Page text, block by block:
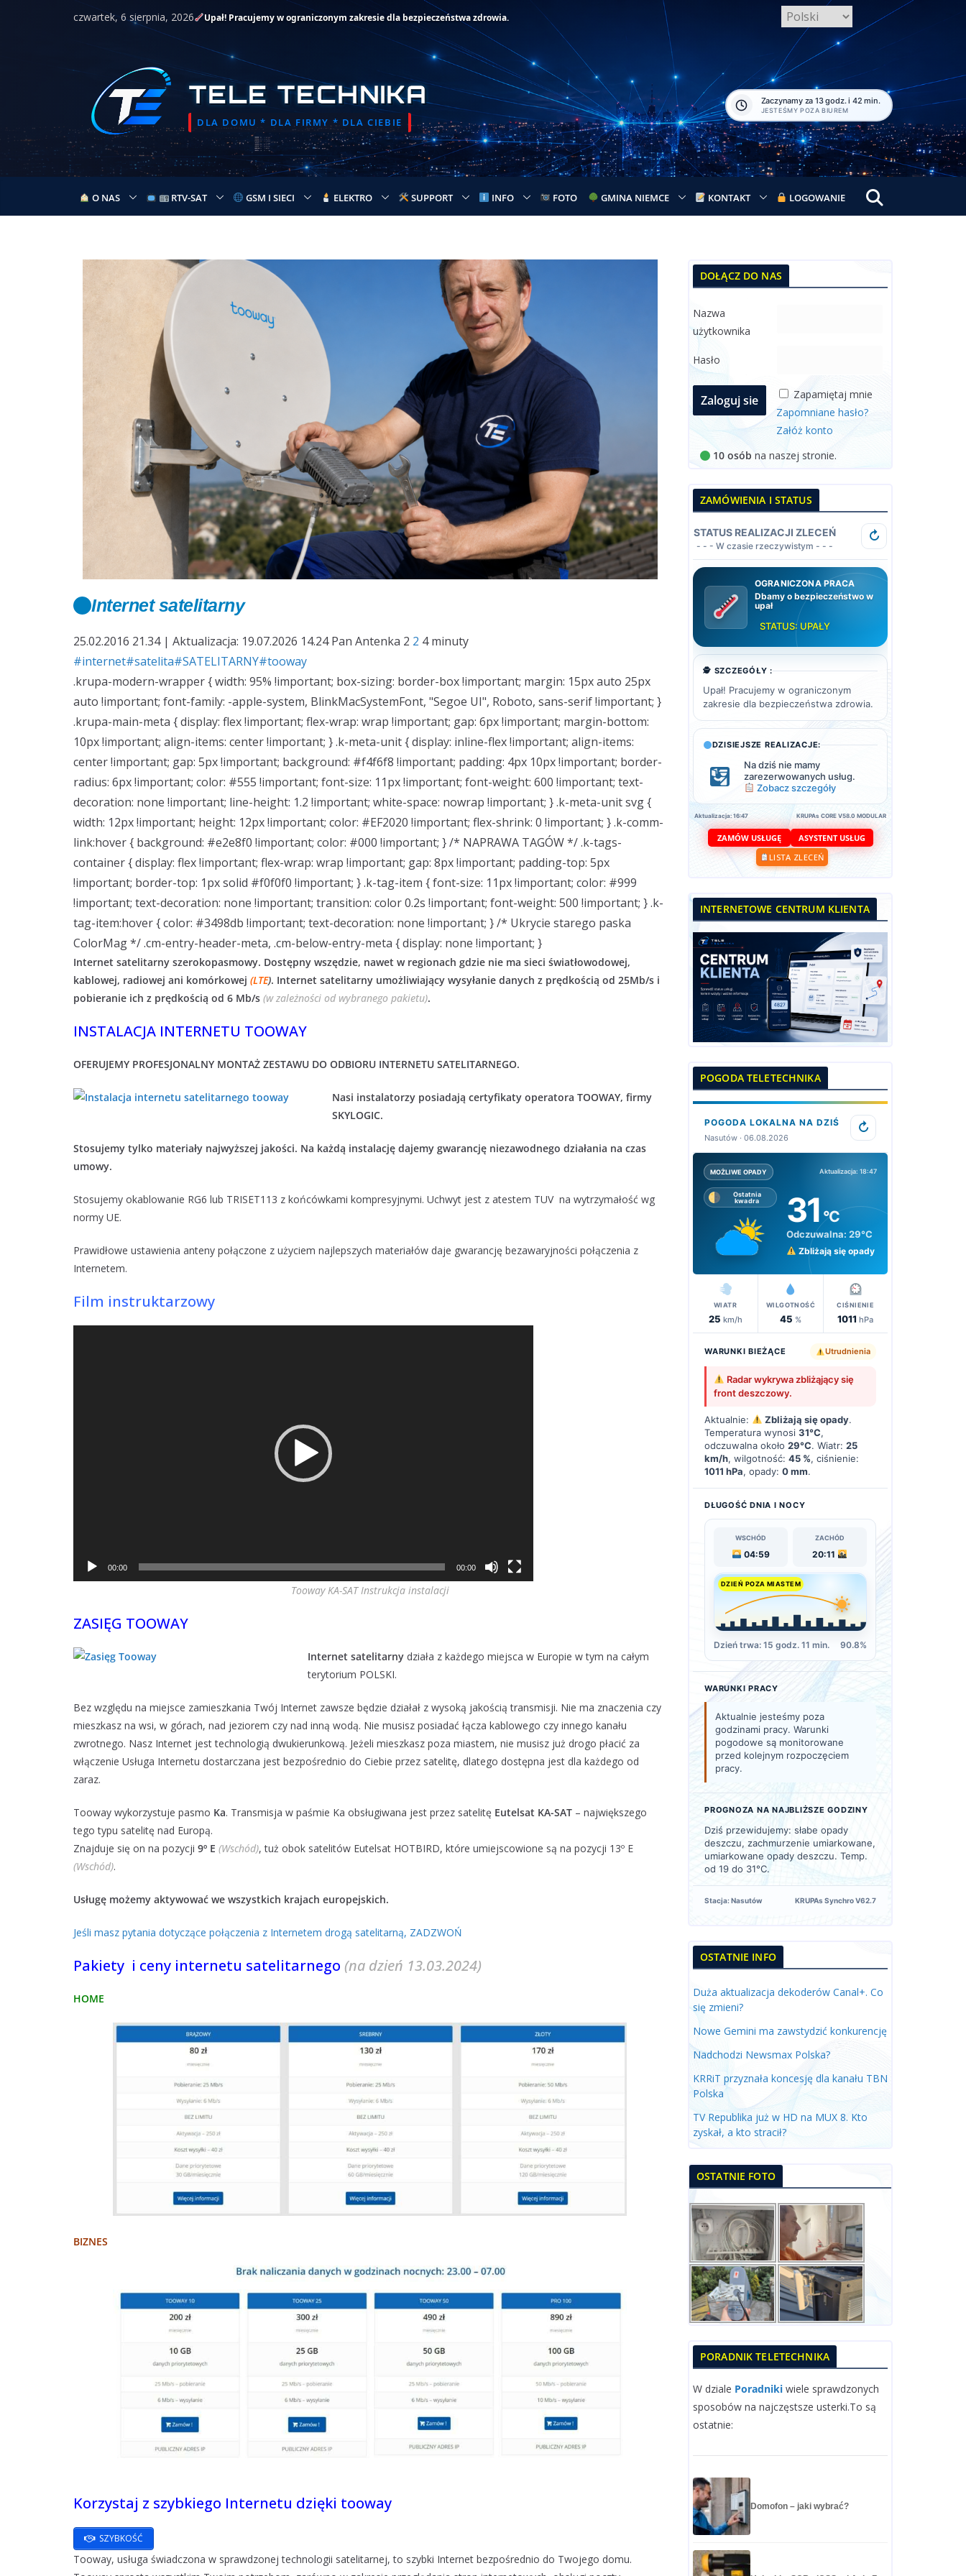
czwartek, 6 sierpnia, 2026 Upał! Pracujemy w ograniczonym zakresie dla bezpieczeństwa zdrowia.
TELE TECHNIKA
DLA DOMU * DLA FIRMY * DLA CIEBIE
Zaczynamy za 13 godz. i 42 min.
JESTEŚMY POZA BIUREM
O NAS RTV-SAT GSM I SIECI ELEKTRO SUPPORT INFO FOTO GMINA NIEMCE KONTAKT LOGOWANIE
Internet satelitarny
25.02.2016 21.34 | Aktualizacja: 19.07.2026 14.24Pan Antenka 2 2 4 minuty
#internet#satelita#SATELITARNY#tooway
.krupa-modern-wrapper { width: 95% !important; box-sizing: border-box !important; margin: 15px auto 25px
auto !important; font-family: -apple-system, BlinkMacSystemFont, "Segoe UI", Roboto, sans-serif !important; }
.krupa-main-meta { display: flex !important; flex-wrap: wrap !important; gap: 6px !important; margin-bottom:
10px !important; align-items: center !important; } .k-meta-unit { display: inline-flex !important; align-items:
center !important; gap: 5px !important; background: #f4f6f8 !important; padding: 4px 10px !important; border-
radius: 6px !important; color: #555 !important; font-size: 11px !important; font-weight: 600 !important; text-
decoration: none !important; line-height: 1.2 !important; white-space: nowrap !important; } .k-meta-unit svg {
width: 12px !important; height: 12px !important; color: #EF2020 !important; flex-shrink: 0 !important; } .k-comm-
link:hover { background: #e2e8f0 !important; color: #000 !important; } /* NAPRAWA TAGÓW */ .k-tags-
container { display: flex !important; flex-wrap: wrap !important; gap: 8px !important; padding-top: 5px
!important; border-top: 1px solid #f0f0f0 !important; } .k-tag-item { font-size: 11px !important; color: #999
!important; text-decoration: none !important; transition: color 0.2s !important; font-weight: 500 !important; } .k-
tag-item:hover { color: #3498db !important; text-decoration: none !important; } /* Ukrycie starego paska
ColorMag */ .cm-entry-header-meta, .cm-below-entry-meta { display: none !important; }
Internet satelitarny szerokopasmowy. Dostępny wszędzie, nawet w regionach gdzie nie ma sieci światłowodowej,
kablowej, radiowej ani komórkowej (LTE). Internet satelitarny umożliwiający wysyłanie danych z prędkością od 25Mb/s i
pobieranie ich z prędkością od 6 Mb/s (w zależności od wybranego pakietu).
INSTALACJA INTERNETU TOOWAY
OFERUJEMY PROFESJONALNY MONTAŻ ZESTAWU DO ODBIORU INTERNETU SATELITARNEGO.
Nasi instalatorzy posiadają certyfikaty operatora TOOWAY, firmy
SKYLOGIC.
Stosujemy tylko materiały najwyższej jakości. Na każdą instalację dajemy gwarancję niezawodnego działania na czas
umowy.
Stosujemy okablowanie RG6 lub TRISET113 z końcówkami kompresyjnymi. Uchwyt jest z atestem TUV na wytrzymałość wg
normy UE.
Prawidłowe ustawienia anteny połączone z użyciem najlepszych materiałów daje gwarancję bezawaryjności połączenia z
Internetem.
Film instruktarzowy
00:00 00:00
Tooway KA-SAT Instrukcja instalacji
ZASIĘG TOOWAY
Internet satelitarny działa z każdego miejsca w Europie w tym na całym
terytorium POLSKI.
Bez względu na miejsce zamieszkania Twój Internet zawsze będzie działał z wysoką jakością transmisji. Nie ma znaczenia czy
mieszkasz na wsi, w górach, nad jeziorem czy nad inną wodą. Nie musisz posiadać łącza kablowego czy innego kanału
zwrotnego. Nasz Internet jest technologią dwukierunkową. Jeżeli mieszkasz poza miastem, nie musisz już drogo płacić za
włączenie Usługa Internetu dostarczana jest bezpośrednio do Ciebie przez satelitę, dlatego dostępna jest dla każdego od
zaraz.
Tooway wykorzystuje pasmo Ka. Transmisja w paśmie Ka obsługiwana jest przez satelitę Eutelsat KA-SAT – największego
tego typu satelitę nad Europą.
Znajduje się on na pozycji 9º E (Wschód), tuż obok satelitów Eutelsat HOTBIRD, które umiejscowione są na pozycji 13º E
(Wschód).
Usługę możemy aktywować we wszystkich krajach europejskich.
Jeśli masz pytania dotyczące połączenia z Internetem drogą satelitarną, ZADZWOŃ
Pakiety i ceny internetu satelitarnego (na dzień 13.03.2024)
HOME
BIZNES
Korzystaj z szybkiego Internetu dzięki tooway
SZYBKOŚĆ
Tooway, usługa świadczona w sprawdzonej technologii satelitarnej, to szybki Internet bezpośrednio do Twojego domu.
DOŁĄCZ DO NAS
Nazwa
użytkownika
Hasło
Zapamiętaj mnie
Zapomniane hasło?
Załóż konto
10 osób na naszej stronie.
ZAMÓWIENIA I STATUS
STATUS REALIZACJI ZLECEŃ
- - - W czasie rzeczywistym - - -
↻
OGRANICZONA PRACA
Dbamy o bezpieczeństwo w
upał
STATUS: UPAŁY
🕵️ SZCZEGÓŁY :
Upał! Pracujemy w ograniczonym
zakresie dla bezpieczeństwa zdrowia.
DZISIEJSZE REALIZACJE:
Na dziś nie mamy
zarezerwowanych usług.
Zobacz szczegóły
Aktualizacja: 16:47 KRUPAs CORE V58.0 MODULAR
ZAMÓW USŁUGĘ
ASYSTENT USŁUG
LISTA ZLECEŃ
INTERNETOWE CENTRUM KLIENTA
POGODA TELETECHNIKA
POGODA LOKALNA NA DZIŚ
Nasutów · 06.08.2026
↻
MOŻLIWE OPADY Aktualizacja: 18:47
Ostatnia
kwadra
31 °C
Odczuwalna: 29°C
Zbliżają się opady
WIATR
25 km/h
WILGOTNOŚĆ
45 %
CIŚNIENIE
1011 hPa
WARUNKI BIEŻĄCE Utrudnienia
Radar wykrywa zbliżąjący się
front deszczowy.
Aktualnie: Zbliżają się opady.
Temperatura wynosi 31°C,
odczuwalna około 29°C. Wiatr: 25
km/h, wilgotność: 45 %, ciśnienie:
1011 hPa, opady: 0 mm.
DŁUGOŚĆ DNIA I NOCY
WSCHÓD
04:59
ZACHÓD
20:11
DZIEŃ POZA MIASTEM
Dzień trwa: 15 godz. 11 min. 90.8%
WARUNKI PRACY
Aktualnie jesteśmy poza
godzinami pracy. Warunki
pogodowe są monitorowane
przed kolejnym rozpoczęciem
pracy.
PROGNOZA NA NAJBLIŻSZE GODZINY
Dziś przewidujemy: słabe opady
deszczu, zachmurzenie umiarkowane,
umiarkowane opady deszczu. Temp.
od 19 do 31°C.
Stacja: Nasutów KRUPAs Synchro V62.7
OSTATNIE INFO
Duża aktualizacja dekoderów Canal+. Co
się zmieni?
Nowe Gemini ma zawstydzić konkurencję
Nadchodzi Newsmax Polska?
KRRiT przyznała koncesję dla kanału TBN
Polska
TV Republika już w HD na MUX 8. Kto
zyskał, a kto stracił?
OSTATNIE FOTO
PORADNIK TELETECHNIKA
W dziale Poradniki wiele sprawdzonych
sposobów na najczęstsze usterki.To są
ostatnie:
Domofon – jaki wybrać?